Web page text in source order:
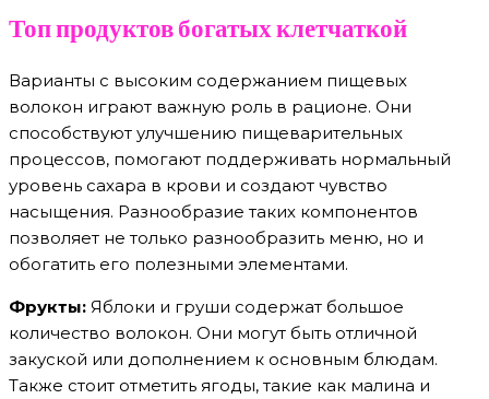
Топ продуктов богатых клетчаткой
Варианты с высоким содержанием пищевых
волокон играют важную роль в рационе. Они
способствуют улучшению пищеварительных
процессов, помогают поддерживать нормальный
уровень сахара в крови и создают чувство
насыщения. Разнообразие таких компонентов
позволяет не только разнообразить меню, но и
обогатить его полезными элементами.
Фрукты: Яблоки и груши содержат большое
количество волокон. Они могут быть отличной
закуской или дополнением к основным блюдам.
Также стоит отметить ягоды, такие как малина и